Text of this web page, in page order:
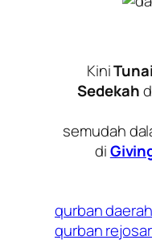
Kini
Sedekah
semudah
di
qurban
qurban